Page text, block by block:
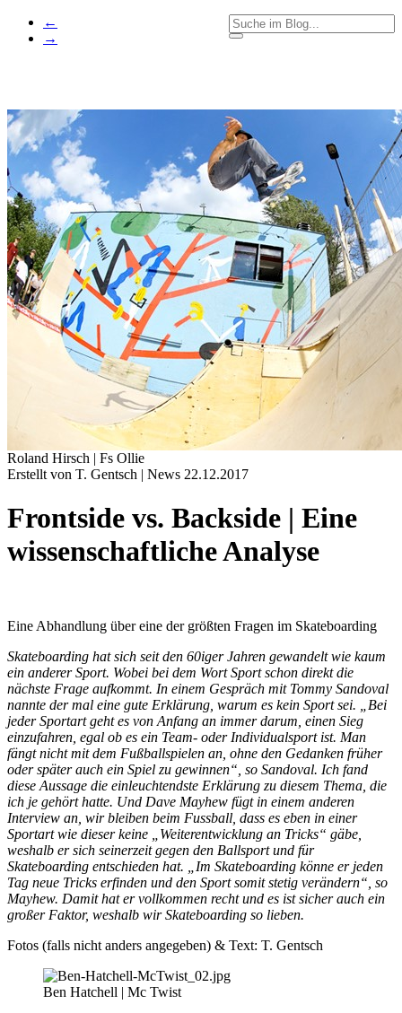
←
→
Roland Hirsch | Fs Ollie
Erstellt von T. Gentsch | News 22.12.2017
Frontside vs. Backside | Eine
wissenschaftliche Analyse
Eine Abhandlung über eine der größten Fragen im Skateboarding
Skateboarding hat sich seit den 60iger Jahren gewandelt wie kaum
ein anderer Sport. Wobei bei dem Wort Sport schon direkt die
nächste Frage aufkommt. In einem Gespräch mit Tommy Sandoval
nannte der mal eine gute Erklärung, warum es kein Sport sei. „Bei
jeder Sportart geht es von Anfang an immer darum, einen Sieg
einzufahren, egal ob es ein Team- oder Individualsport ist. Man
fängt nicht mit dem Fußballspielen an, ohne den Gedanken früher
oder später auch ein Spiel zu gewinnen“, so Sandoval. Ich fand
diese Aussage die einleuchtendste Erklärung zu diesem Thema, die
ich je gehört hatte. Und Dave Mayhew fügt in einem anderen
Interview an, wir bleiben beim Fussball, dass es eben in einer
Sportart wie dieser keine „Weiterentwicklung an Tricks“ gäbe,
weshalb er sich seinerzeit gegen den Ballsport und für
Skateboarding entschieden hat. „Im Skateboarding könne er jeden
Tag neue Tricks erfinden und den Sport somit stetig verändern“, so
Mayhew. Damit hat er vollkommen recht und es ist sicher auch ein
großer Faktor, weshalb wir Skateboarding so lieben.
Fotos (falls nicht anders angegeben) & Text: T. Gentsch
Ben Hatchell | Mc Twist